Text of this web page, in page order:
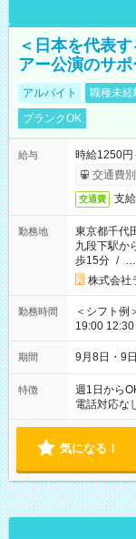
＜日本を代表
アー公演のサ
アルバイト 職種未経
ブランクOK
給与
時給1250円
交通費
交通費 支
勤務地
東京都千代
九段下駅か
歩15分 / …
株式会社
勤務時間
＜シフト例
19:00 12:30～22:00 上記の時間から
時間は変更
期間 9月8日・9日
特徴 週1日から
電話対応な
気になる！